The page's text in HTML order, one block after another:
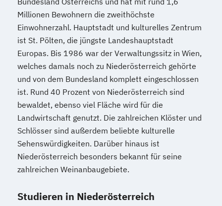
Millionen Bewohnern die zweithöchste
Einwohnerzahl. Hauptstadt und kulturelles Zentrum
ist St. Pölten, die jüngste Landeshauptstadt
Europas. Bis 1986 war der Verwaltungssitz in Wien,
welches damals noch zu Niederösterreich gehörte
und von dem Bundesland komplett eingeschlossen
ist. Rund 40 Prozent von Niederösterreich sind
bewaldet, ebenso viel Fläche wird für die
Landwirtschaft genutzt. Die zahlreichen Klöster und
Schlösser sind außerdem beliebte kulturelle
Sehenswürdigkeiten. Darüber hinaus ist
Niederösterreich besonders bekannt für seine
zahlreichen Weinanbaugebiete.
Studieren in Niederösterreich